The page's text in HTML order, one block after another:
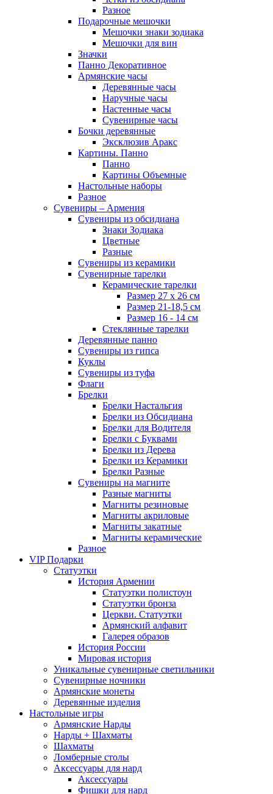
Разное
Подарочные мешочки
Мешочки знаки зодиака
Мешочки для вин
Значки
Панно Декоративное
Армянские часы
Деревянные часы
Наручные часы
Настенные часы
Сувенирные часы
Бочки деревянные
Эксклюзив Аракс
Картины. Панно
Панно
Картины Объемные
Настольные наборы
Разное
Сувениры – Армения
Сувениры из обсидиана
Знаки Зодиака
Цветные
Разные
Сувениры из керамики
Сувенирные тарелки
Керамические тарелки
Размер 27 х 26 см
Размер 21-18,5 см
Размер 16 - 14 см
Стеклянные тарелки
Деревянные панно
Сувениры из гипса
Куклы
Сувениры из туфа
Флаги
Брелки
Брелки Настальгия
Брелки из Обсидиана
Брелки для Водителя
Брелки с Буквами
Брелки из Дерева
Брелки из Керамики
Брелки Разные
Сувениры на магните
Разные магниты
Магниты резиновые
Магниты акриловые
Магниты закатные
Магниты керамические
Разное
VIP Подарки
Статуэтки
История Армении
Статуэтки полистоун
Статуэтки бронза
Церкви. Статуэтки
Армянский алфавит
Галерея образов
История России
Мировая история
Уникальные сувенирные светильники
Сувенирные ночники
Армянские монеты
Деревянные изделия
Настольные игры
Армянские Нарды
Нарды + Шахматы
Шахматы
Ломберные столы
Аксессуары для нард
Аксессуары
Фишки для нард